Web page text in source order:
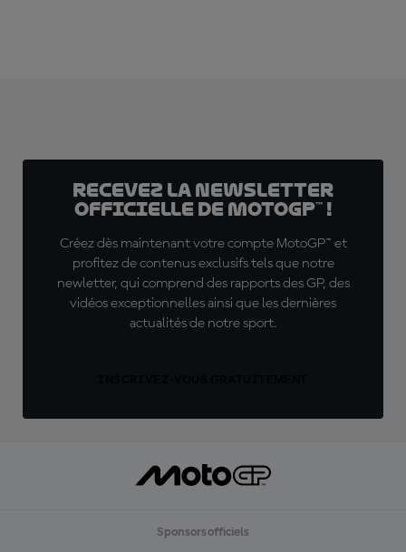
Recevez la Newsletter
officielle de MotoGP™ !
Créez dès maintenant votre compte MotoGP™ et
profitez de contenus exclusifs tels que notre
newletter, qui comprend des rapports des GP, des
vidéos exceptionnelles ainsi que les dernières
actualités de notre sport.
Sponsors officiels